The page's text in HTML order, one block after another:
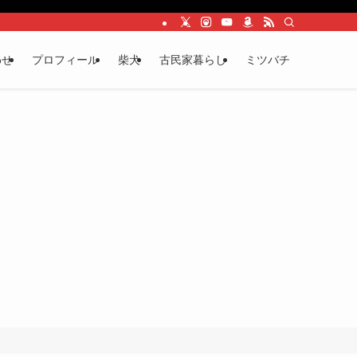
プロフィール 柴犬 古民家暮らし ミツバチ